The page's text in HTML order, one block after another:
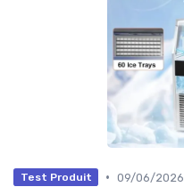
Test Produit • 09/06/2026